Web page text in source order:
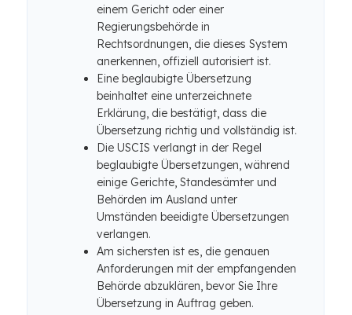
einem Gericht oder einer
Regierungsbehörde in
Rechtsordnungen, die dieses System
anerkennen, offiziell autorisiert ist.
Eine beglaubigte Übersetzung
beinhaltet eine unterzeichnete
Erklärung, die bestätigt, dass die
Übersetzung richtig und vollständig ist.
Die USCIS verlangt in der Regel
beglaubigte Übersetzungen, während
einige Gerichte, Standesämter und
Behörden im Ausland unter
Umständen beeidigte Übersetzungen
verlangen.
Am sichersten ist es, die genauen
Anforderungen mit der empfangenden
Behörde abzuklären, bevor Sie Ihre
Übersetzung in Auftrag geben.